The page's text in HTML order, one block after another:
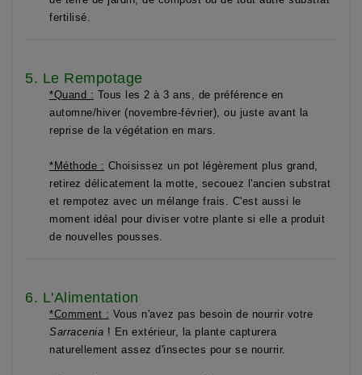
fertilisé.
5. Le Rempotage
*Quand : Tous les 2 à 3 ans, de préférence en
automne/hiver (novembre-février), ou juste avant la
reprise de la végétation en mars.
*Méthode : Choisissez un pot légèrement plus grand,
retirez délicatement la motte, secouez l'ancien substrat
et rempotez avec un mélange frais. C'est aussi le
moment idéal pour diviser votre plante si elle a produit
de nouvelles pousses.
6. L'Alimentation
*Comment : Vous n'avez pas besoin de nourrir votre
Sarracenia ! En extérieur, la plante capturera
naturellement assez d'insectes pour se nourrir.